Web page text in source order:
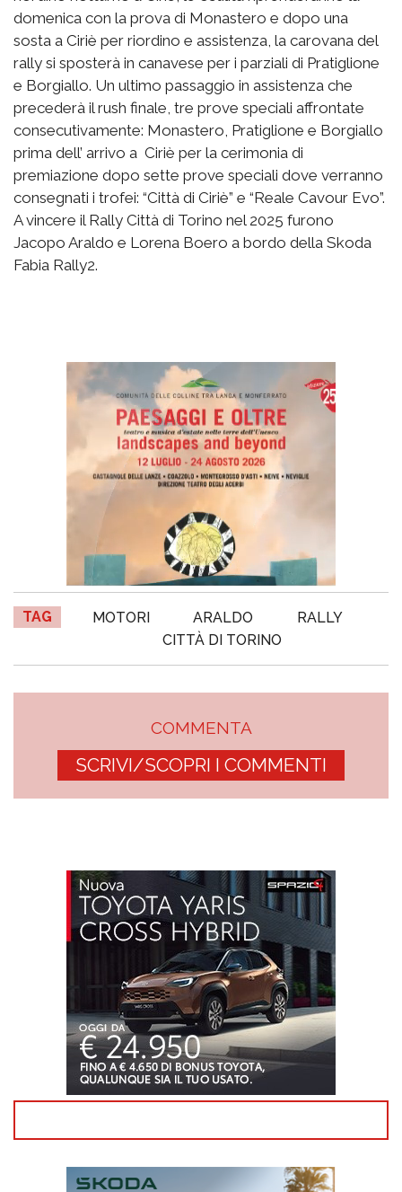
domenica con la prova di Monastero e dopo una
sosta a Ciriè per riordino e assistenza, la carovana del
rally si sposterà in canavese per i parziali di Pratiglione
e Borgiallo. Un ultimo passaggio in assistenza che
precederà il rush finale, tre prove speciali affrontate
consecutivamente: Monastero, Pratiglione e Borgiallo
prima dell’ arrivo a Ciriè per la cerimonia di
premiazione dopo sette prove speciali dove verranno
consegnati i trofei: “Città di Ciriè” e “Reale Cavour Evo”.
A vincere il Rally Città di Torino nel 2025 furono
Jacopo Araldo e Lorena Boero a bordo della Skoda
Fabia Rally2.
TAG MOTORI ARALDO
RALLY
CITTÀ DI TORINO
COMMENTA
SCRIVI/SCOPRI I COMMENTI